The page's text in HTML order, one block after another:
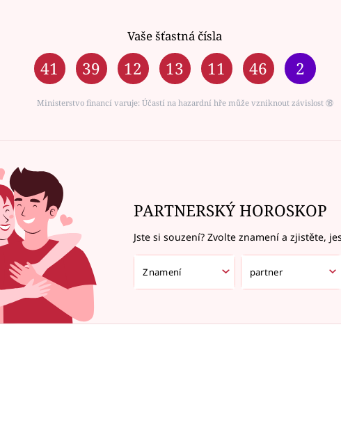
Vaše šťastná čísla
41 39 12 13 11 46 2
Ministerstvo financí varuje: Účastí na hazardní hře může vzniknout závislost ⑱
PARTNERSKÝ HOROSKOP
Jste si souzení? Zvolte znamení a zjistěte,